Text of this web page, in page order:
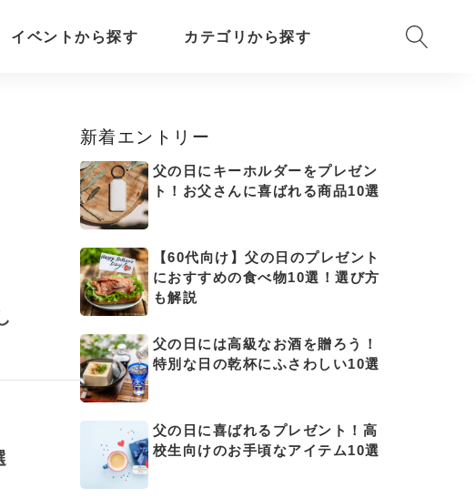
イベントから探す カテゴリから探す
新着エントリー
父の日にキーホルダーをプレゼン
ト！お父さんに喜ばれる商品10選
【60代向け】父の日のプレゼント
におすすめの食べ物10選！選び方
も解説
父の日には高級なお酒を贈ろう！
特別な日の乾杯にふさわしい10選
父の日に喜ばれるプレゼント！高
校生向けのお手頃なアイテム10選